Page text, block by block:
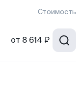
Стоимость
от 8 614 ₽